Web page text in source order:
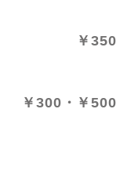
￥350
￥300・￥500